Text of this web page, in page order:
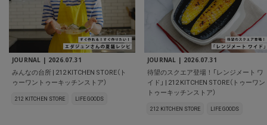
JOURNAL | 2026.07.31
みんなの台所 | 212 KITCHEN STORE（ト
ゥーワントゥーキッチンストア）
212 KITCHEN STORE LIFE GOODS
JOURNAL | 2026.07.31
待望のスクエア登場！「レンジメート ワ
イド」 | 212 KITCHEN STORE（トゥーワン
トゥーキッチンストア）
212 KITCHEN STORE LIFE GOODS